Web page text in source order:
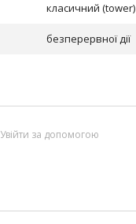
класичний (tower)
безперервної дії
Увійти за допомогою